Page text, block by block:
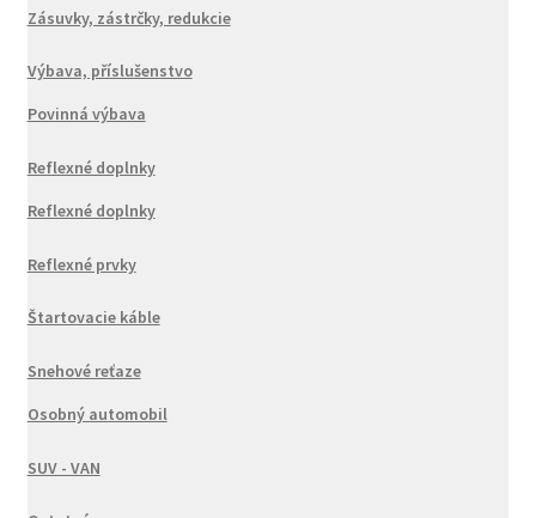
Zásuvky, zástrčky, redukcie
Výbava, příslušenstvo
Povinná výbava
Reflexné doplnky
Reflexné doplnky
Reflexné prvky
Štartovacie káble
Snehové reťaze
Osobný automobil
SUV - VAN